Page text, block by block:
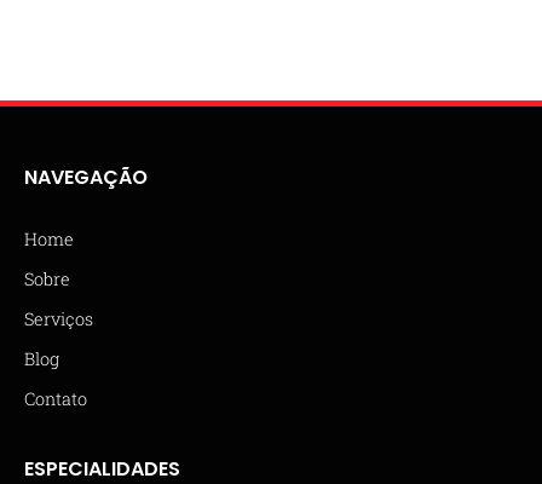
NAVEGAÇÃO
Home
Sobre
Serviços
Blog
Contato
ESPECIALIDADES